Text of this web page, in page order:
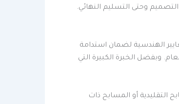
وحتى التسليم النهائي.
الهندسية لضمان استدامة
وبفضل الخبرة الكبيرة التي
أو المسابح ذات